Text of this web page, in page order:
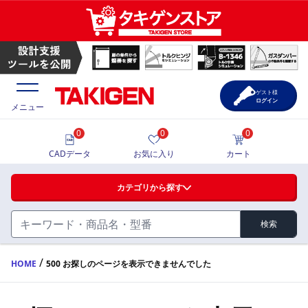
ハンドル・取手・つまみ・周辺機器
FA・A
蝶番・ステー・周辺機器
価格一覧
製品カタログ
メニュー
カテゴリから探す
検索
0
CADデータ
0
お気に入り
0
カート
ゲスト様
ログイン
HOME / 500 お探しのページを表示できませんでした